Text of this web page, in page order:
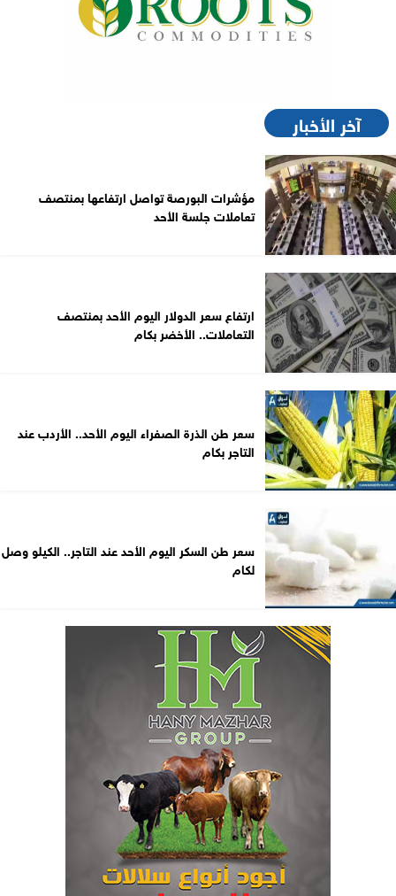
آخر الأخبار
مؤشرات البورصة تواصل ارتفاعها بمنتصف
تعاملات جلسة الأحد
ارتفاع سعر الدولار اليوم الأحد بمنتصف
التعاملات.. الأخضر بكام
سعر طن الذرة الصفراء اليوم الأحد.. الأردب عند
التاجر بكام
سعر طن السكر اليوم الأحد عند التاجر.. الكيلو وصل
لكام